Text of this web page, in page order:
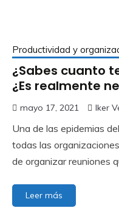
Productividad y
¿Sabes cuanto
¿Es realmente
mayo 17, 2021 Iker
Una de las epidemias
todas las
de organizar reuniones
Leer más